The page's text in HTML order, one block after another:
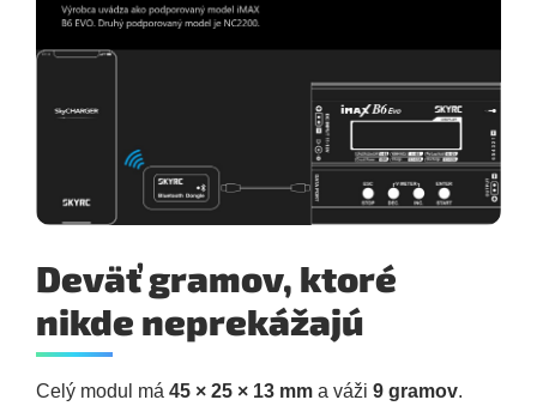
Deväť gramov, ktoré
nikde neprekážajú
Celý modul má 45 × 25 × 13 mm a váži 9 gramov.